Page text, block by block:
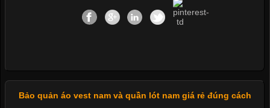
Bảo quản áo vest nam và quần lót nam giá rẻ đúng cách